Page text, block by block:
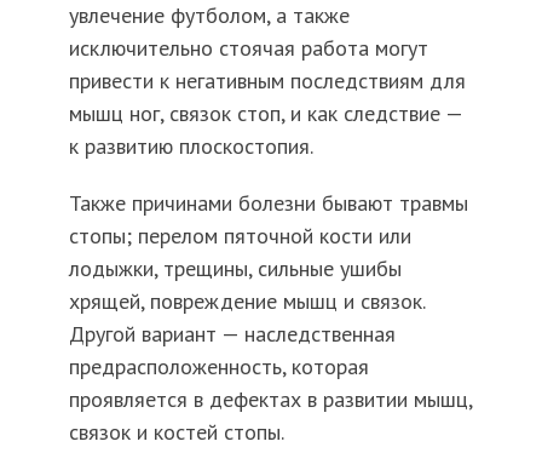
увлечение футболом, а также
исключительно стоячая работа могут
привести к негативным последствиям для
мышц ног, связок стоп, и как следствие —
к развитию плоскостопия.
Также причинами болезни бывают травмы
стопы; перелом пяточной кости или
лодыжки, трещины, сильные ушибы
хрящей, повреждение мышц и связок.
Другой вариант — наследственная
предрасположенность, которая
проявляется в дефектах в развитии мышц,
связок и костей стопы.